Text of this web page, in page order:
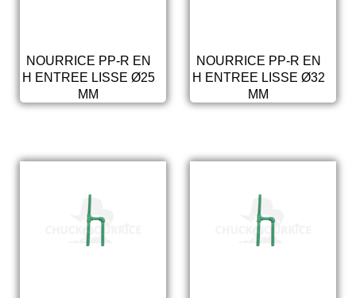
NOURRICE PP-R EN
H ENTREE LISSE Ø25
MM
NOURRICE PP-R EN
H ENTREE LISSE Ø32
MM